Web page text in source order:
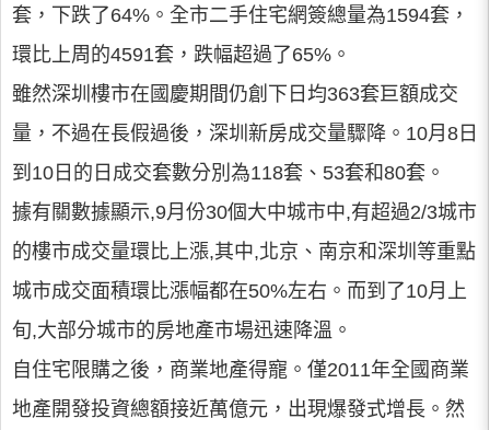
套，下跌了64%。全市二手住宅網簽總量為1594套，
環比上周的4591套，跌幅超過了65%。
雖然深圳樓市在國慶期間仍創下日均363套巨額成交
量，不過在長假過後，深圳新房成交量驟降。10月8日
到10日的日成交套數分別為118套、53套和80套。
據有關數據顯示,9月份30個大中城市中,有超過2/3城市
的樓市成交量環比上漲,其中,北京、南京和深圳等重點
城市成交面積環比漲幅都在50%左右。而到了10月上
旬,大部分城市的房地產市場迅速降溫。
自住宅限購之後，商業地產得寵。僅2011年全國商業
地產開發投資總額接近萬億元，出現爆發式增長。然